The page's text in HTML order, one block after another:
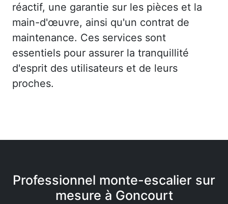
réactif, une garantie sur les pièces et la
main-d'œuvre, ainsi qu'un contrat de
maintenance. Ces services sont
essentiels pour assurer la tranquillité
d'esprit des utilisateurs et de leurs
proches.
Professionnel monte-escalier sur
mesure à Goncourt